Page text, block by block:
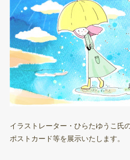
イラストレーター・ひらたゆうこ氏
ポストカード等を展示いたします。